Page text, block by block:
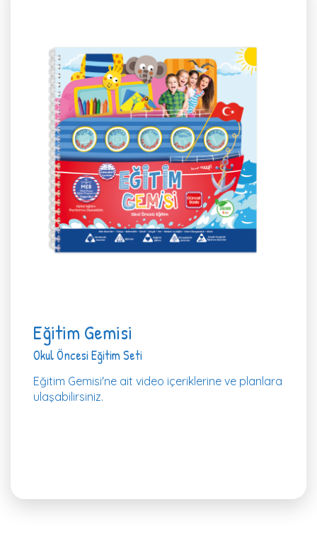
Eğitim Gemisi
Okul Öncesi Eğitim Seti
Eğitim Gemisi'ne ait video içeriklerine ve planlara
ulaşabilirsiniz.